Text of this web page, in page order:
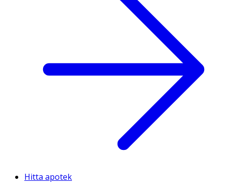
Hitta apotek